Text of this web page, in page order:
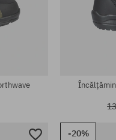
-20%